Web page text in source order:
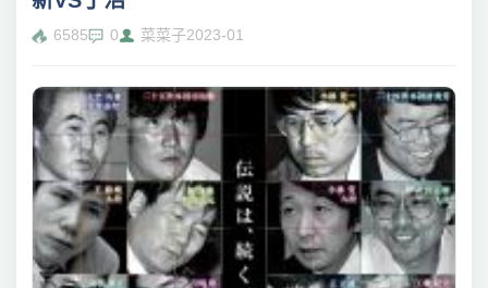
6585 0 菜菜子2023-01